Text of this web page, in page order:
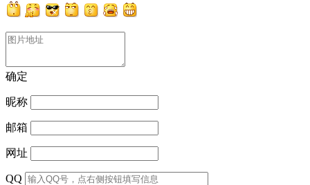
确定
昵称
邮箱
网址
QQ